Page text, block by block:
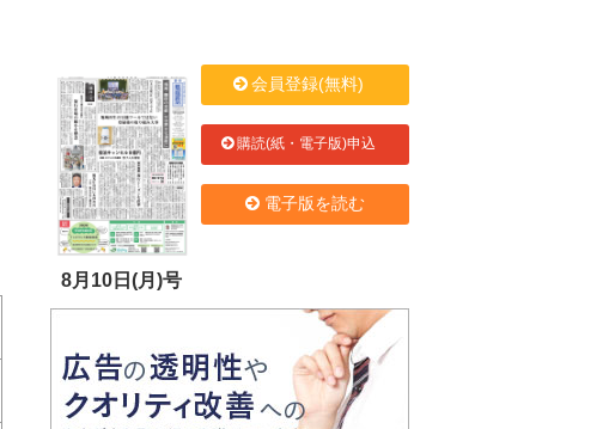
8月10日(月)号
会員登録(無料)
購読(紙・電子版)申込
電子版を読む